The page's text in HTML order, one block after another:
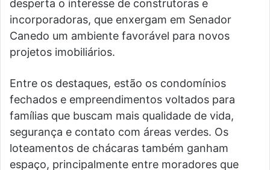
desperta o interesse de construtoras e
incorporadoras, que enxergam em Senador
Canedo um ambiente favorável para novos
projetos imobiliários.
Entre os destaques, estão os condomínios
fechados e empreendimentos voltados para
famílias que buscam mais qualidade de vida,
segurança e contato com áreas verdes. Os
loteamentos de chácaras também ganham
espaço, principalmente entre moradores que